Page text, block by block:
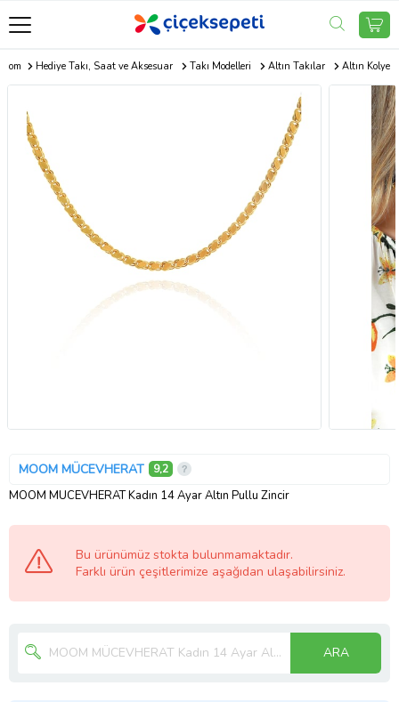
Hediye Takı, Saat ve Aksesuar Takı Modelleri Altın Takılar Altın Kolye
MOOM MÜCEVHERAT 9,2
MOOM MÜCEVHERAT Kadın 14 Ayar Altın Pullu Zincir
Bu ürünümüz stokta bulunmamaktadır.
Farklı ürün çeşitlerimize aşağıdan ulaşabilirsiniz.
ARA